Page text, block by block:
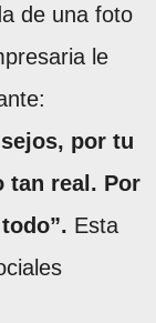
de una foto
le
por tu
tan real. Por
Esta